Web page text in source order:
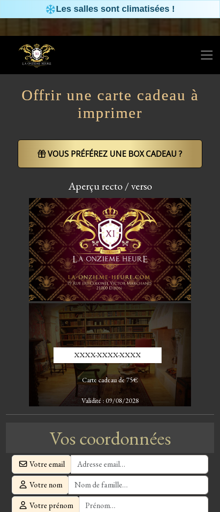
Panneau de gestion des cookiesLes salles sont climatisées !
Offrir une carte cadeau à
imprimer
VOUS PRÉFÉREZ UNE BOX CADEAU ?
Aperçu recto / verso
XXXX-XXXX-XXXX
Carte cadeau de75€
Validité : 09/08/2028
Vos coordonnées
Votre email
Votre nom
Votre prénom